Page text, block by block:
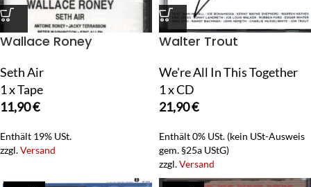
Wallace Roney
Seth Air
1 x Tape
11,90€
Enthält 19% USt.
zzgl.Versand
Walter Trout
We're All In This Together
1 x CD
21,90€
Enthält 0% USt. (kein USt-Ausweis
gem. §25a UStG)
zzgl.Versand